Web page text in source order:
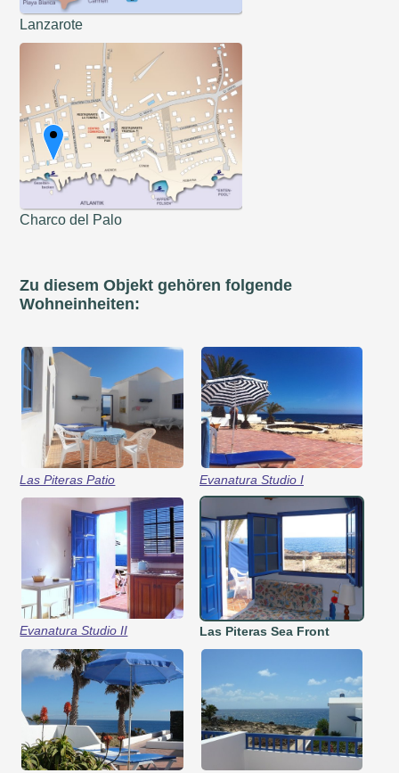
Lanzarote
Charco del Palo
Zu diesem Objekt gehören folgende
Wohneinheiten:
Las Piteras Patio Evanatura Studio I
Evanatura Studio II Las Piteras Sea Front